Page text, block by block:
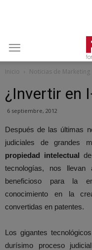
Inicio Noticias de Marketing
¿Invertir en
6 septiembre, 2012
Después de las últimas
judiciales de grandes
propiedad intelectual
tecnologías, nos
beneficioso para la
conocimiento en la
convertidas en patentes.
Los gigantes tecnológicos
durísimo proceso